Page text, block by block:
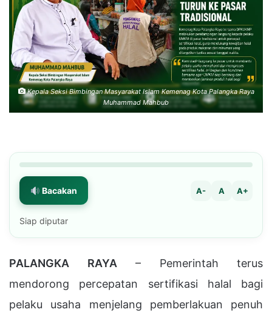
Kepala Seksi Bimbingan Masyarakat Islam Kemenag Kota Palangka Raya
Muhammad Mahbub
Bacakan A- A A+
Siap diputar
PALANGKA RAYA – Pemerintah terus
mendorong percepatan sertifikasi halal bagi
pelaku usaha menjelang pemberlakuan penuh